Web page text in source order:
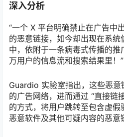
深入分析
“一个 X 平台明确禁止在广告中
的恶意链接，如今却出现在系
中，依附于一条病毒式传播的
万用户的信息流和搜索结果里！”
Guardio 实验室指出，这些恶
的广告网络，进而通过 “直接链
的方式，将用户跳转至包含虚
恶意软件及其他可疑内容的恶意